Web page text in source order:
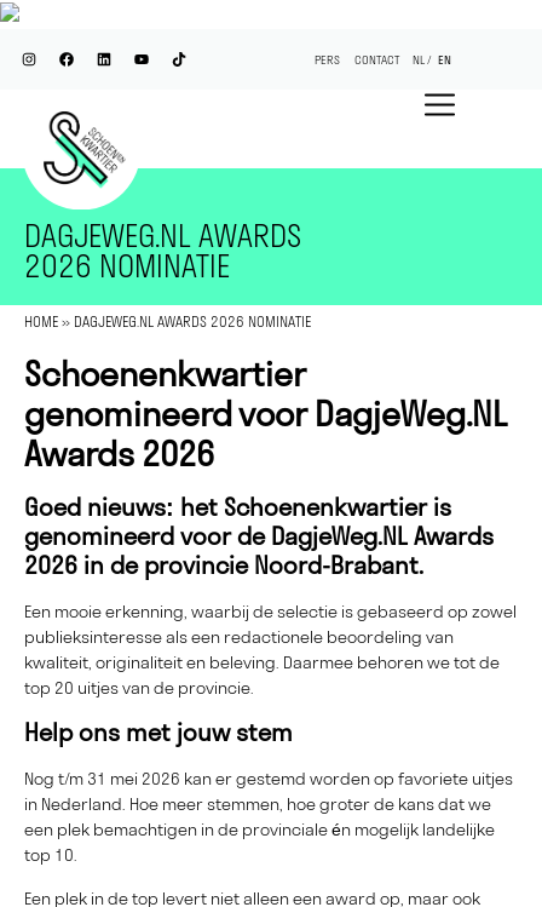
PERS CONTACT NL EN
DAGJEWEG.NL AWARDS
2026 NOMINATIE
HOME » DAGJEWEG.NL AWARDS 2026 NOMINATIE
Schoenenkwartier
genomineerd voor DagjeWeg.NL
Awards 2026
Goed nieuws: het Schoenenkwartier is
genomineerd voor de DagjeWeg.NL Awards
2026 in de provincie Noord-Brabant.
Een mooie erkenning, waarbij de selectie is gebaseerd op zowel
publieksinteresse als een redactionele beoordeling van
kwaliteit, originaliteit en beleving. Daarmee behoren we tot de
top 20 uitjes van de provincie.
Help ons met jouw stem
Nog t/m 31 mei 2026 kan er gestemd worden op favoriete uitjes
in Nederland. Hoe meer stemmen, hoe groter de kans dat we
een plek bemachtigen in de provinciale én mogelijk landelijke
top 10.
Een plek in de top levert niet alleen een award op, maar ook